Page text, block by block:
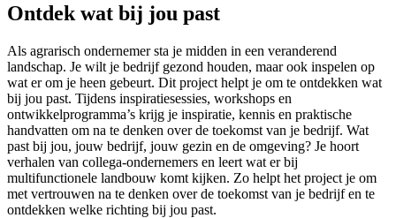
Ontdek wat bij jou past
Als agrarisch ondernemer sta je midden in een veranderend
landschap. Je wilt je bedrijf gezond houden, maar ook inspelen op
wat er om je heen gebeurt. Dit project helpt je om te ontdekken wat
bij jou past. Tijdens inspiratiesessies, workshops en
ontwikkelprogramma’s krijg je inspiratie, kennis en praktische
handvatten om na te denken over de toekomst van je bedrijf. Wat
past bij jou, jouw bedrijf, jouw gezin en de omgeving? Je hoort
verhalen van collega-ondernemers en leert wat er bij
multifunctionele landbouw komt kijken. Zo helpt het project je om
met vertrouwen na te denken over de toekomst van je bedrijf en te
ontdekken welke richting bij jou past.